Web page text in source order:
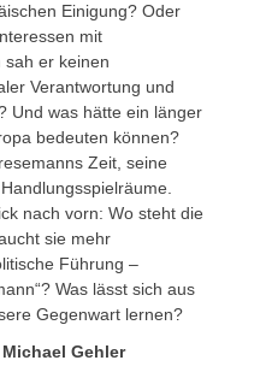
Einigung? Oder
mit
sah er keinen
Verantwortung und
Und was hätte ein länger
bedeuten können?
Zeit, seine
nach vorn: Wo steht die
sie mehr
Führung –
Was lässt sich aus
Gegenwart lernen?
Gehler